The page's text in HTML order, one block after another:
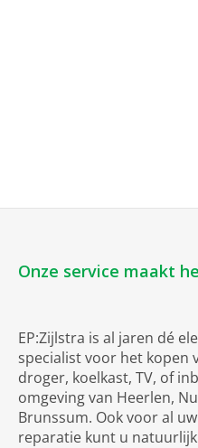
Onze service maakt
EP:Zijlstra is al jaren dé
specialist voor het kopen
droger, koelkast, TV, of
omgeving van Heerlen,
Brunssum. Ook voor al
reparatie kunt u